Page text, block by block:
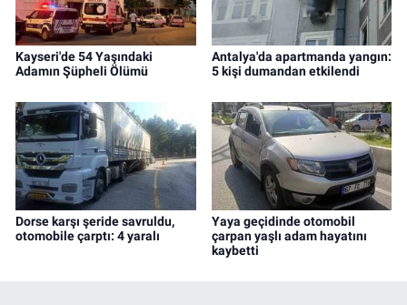
Kayseri'de 54 Yaşındaki
Adamın Şüpheli Ölümü
Antalya'da apartmanda yangın:
5 kişi dumandan etkilendi
Dorse karşı şeride savruldu,
otomobile çarptı: 4 yaralı
Yaya geçidinde otomobil
çarpan yaşlı adam hayatını
kaybetti